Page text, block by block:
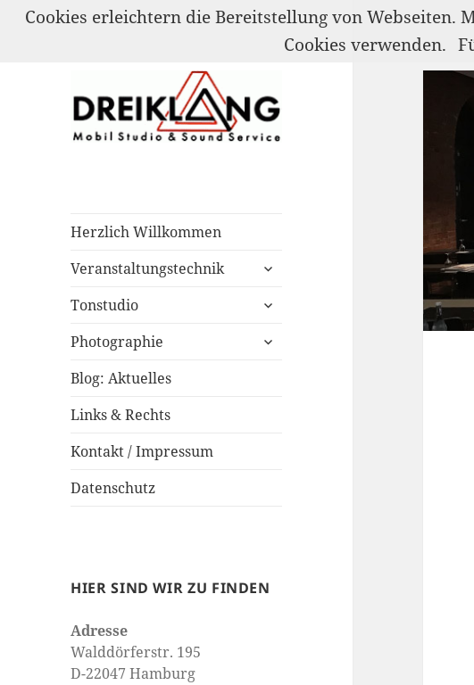
Herzlich Willkommen
Veranstaltungstechnik
untermenü
Tonstudio
untermenü
Photographie
untermenü
Blog: Aktuelles
Links & Rechts
Kontakt / Impressum
Datenschutz
HIER SIND WIR ZU FINDEN
Adresse
Walddörferstr. 195
D-22047 Hamburg
Cookies erleichtern die Bereitstellung von
Cookies verwenden.